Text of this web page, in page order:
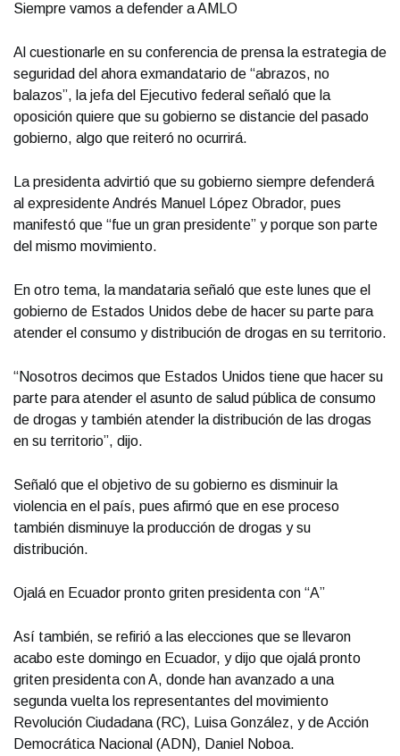
Siempre vamos a defender a AMLO
Al cuestionarle en su conferencia de prensa la estrategia de
seguridad del ahora exmandatario de “abrazos, no
balazos”, la jefa del Ejecutivo federal señaló que la
oposición quiere que su gobierno se distancie del pasado
gobierno, algo que reiteró no ocurrirá.
La presidenta advirtió que su gobierno siempre defenderá
al expresidente Andrés Manuel López Obrador, pues
manifestó que “fue un gran presidente” y porque son parte
del mismo movimiento.
En otro tema, la mandataria señaló que este lunes que el
gobierno de Estados Unidos debe de hacer su parte para
atender el consumo y distribución de drogas en su territorio.
“Nosotros decimos que Estados Unidos tiene que hacer su
parte para atender el asunto de salud pública de consumo
de drogas y también atender la distribución de las drogas
en su territorio”, dijo.
Señaló que el objetivo de su gobierno es disminuir la
violencia en el país, pues afirmó que en ese proceso
también disminuye la producción de drogas y su
distribución.
Ojalá en Ecuador pronto griten presidenta con “A”
Así también, se refirió a las elecciones que se llevaron
acabo este domingo en Ecuador, y dijo que ojalá pronto
griten presidenta con A, donde han avanzado a una
segunda vuelta los representantes del movimiento
Revolución Ciudadana (RC), Luisa González, y de Acción
Democrática Nacional (ADN), Daniel Noboa.